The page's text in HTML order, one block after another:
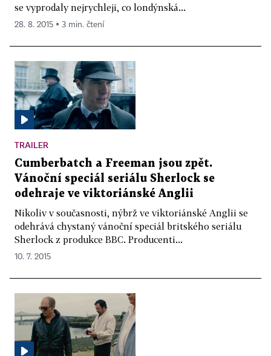
se vyprodaly nejrychleji, co londýnská...
28. 8. 2015 ▪ 3 min. čtení
TRAILER
Cumberbatch a Freeman jsou zpět.
Vánoční speciál seriálu Sherlock se
odehraje ve viktoriánské Anglii
Nikoliv v současnosti, nýbrž ve viktoriánské Anglii se
odehrává chystaný vánoční speciál britského seriálu
Sherlock z produkce BBC. Producenti...
10. 7. 2015